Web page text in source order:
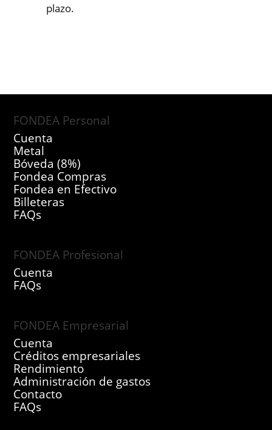
plazo.
FONDEA Personal
Cuenta
Metal
Bóveda (8%)
Fondea Compras
Fondea en Efectivo
Billeteras
FAQs
FONDEA Profesional
Cuenta
FAQs
FONDEA Empresarial
Cuenta
Créditos empresariales
Rendimiento
Administración de gastos
Contacto
FAQs